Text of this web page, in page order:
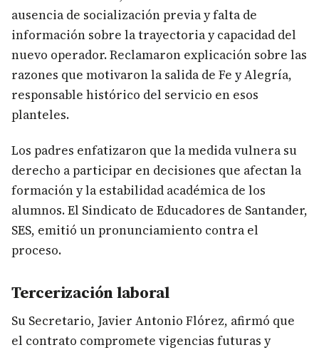
ausencia de socialización previa y falta de
información sobre la trayectoria y capacidad del
nuevo operador. Reclamaron explicación sobre las
razones que motivaron la salida de Fe y Alegría,
responsable histórico del servicio en esos
planteles.
Los padres enfatizaron que la medida vulnera su
derecho a participar en decisiones que afectan la
formación y la estabilidad académica de los
alumnos. El Sindicato de Educadores de Santander,
SES, emitió un pronunciamiento contra el
proceso.
Tercerización laboral
Su Secretario, Javier Antonio Flórez, afirmó que
el contrato compromete vigencias futuras y